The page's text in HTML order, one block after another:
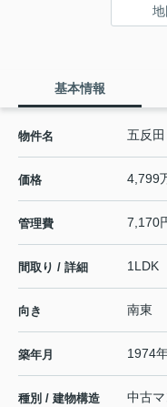
基本情報
物件名 五反
価格 4,799
管理費 7,170
間取り / 詳細 1LDK
向き 南東
築年月 1974
種別 / 建物構造 中古